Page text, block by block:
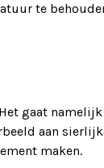
te
gaat namelijk
aan
maken.